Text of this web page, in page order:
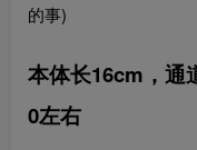
的事)
本体长16cm，通
0左右